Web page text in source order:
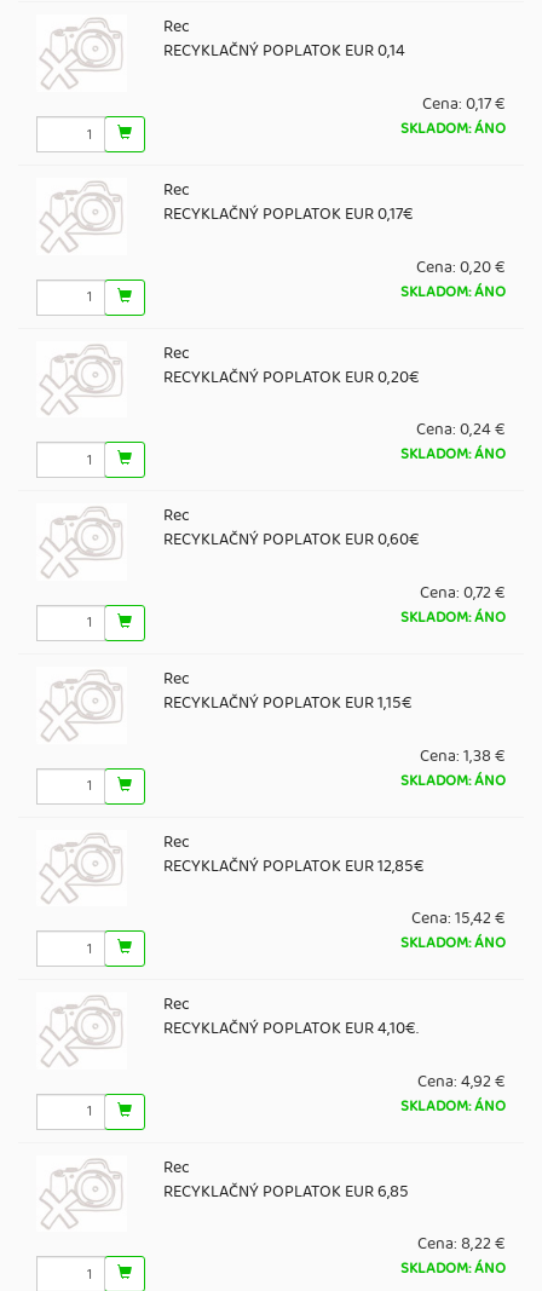
Rec
RECYKLAČNÝ POPLATOK EUR 0,14
Cena:0,17 €
SKLADOM: ÁNO
Rec
RECYKLAČNÝ POPLATOK EUR 0,17€
Cena:0,20 €
SKLADOM: ÁNO
Rec
RECYKLAČNÝ POPLATOK EUR 0,20€
Cena:0,24 €
SKLADOM: ÁNO
Rec
RECYKLAČNÝ POPLATOK EUR 0,60€
Cena:0,72 €
SKLADOM: ÁNO
Rec
RECYKLAČNÝ POPLATOK EUR 1,15€
Cena:1,38 €
SKLADOM: ÁNO
Rec
RECYKLAČNÝ POPLATOK EUR 12,85€
Cena:15,42 €
SKLADOM: ÁNO
Rec
RECYKLAČNÝ POPLATOK EUR 4,10€.
Cena:4,92 €
SKLADOM: ÁNO
Rec
RECYKLAČNÝ POPLATOK EUR 6,85
Cena:8,22 €
SKLADOM: ÁNO